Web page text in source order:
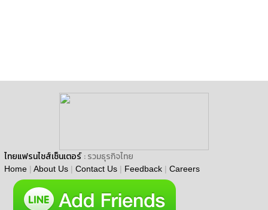
ไทยแฟรนไชส์เซ็นเตอร์ : รวมธุรกิจไทย
Home | About Us | Contact Us | Feedback | Careers